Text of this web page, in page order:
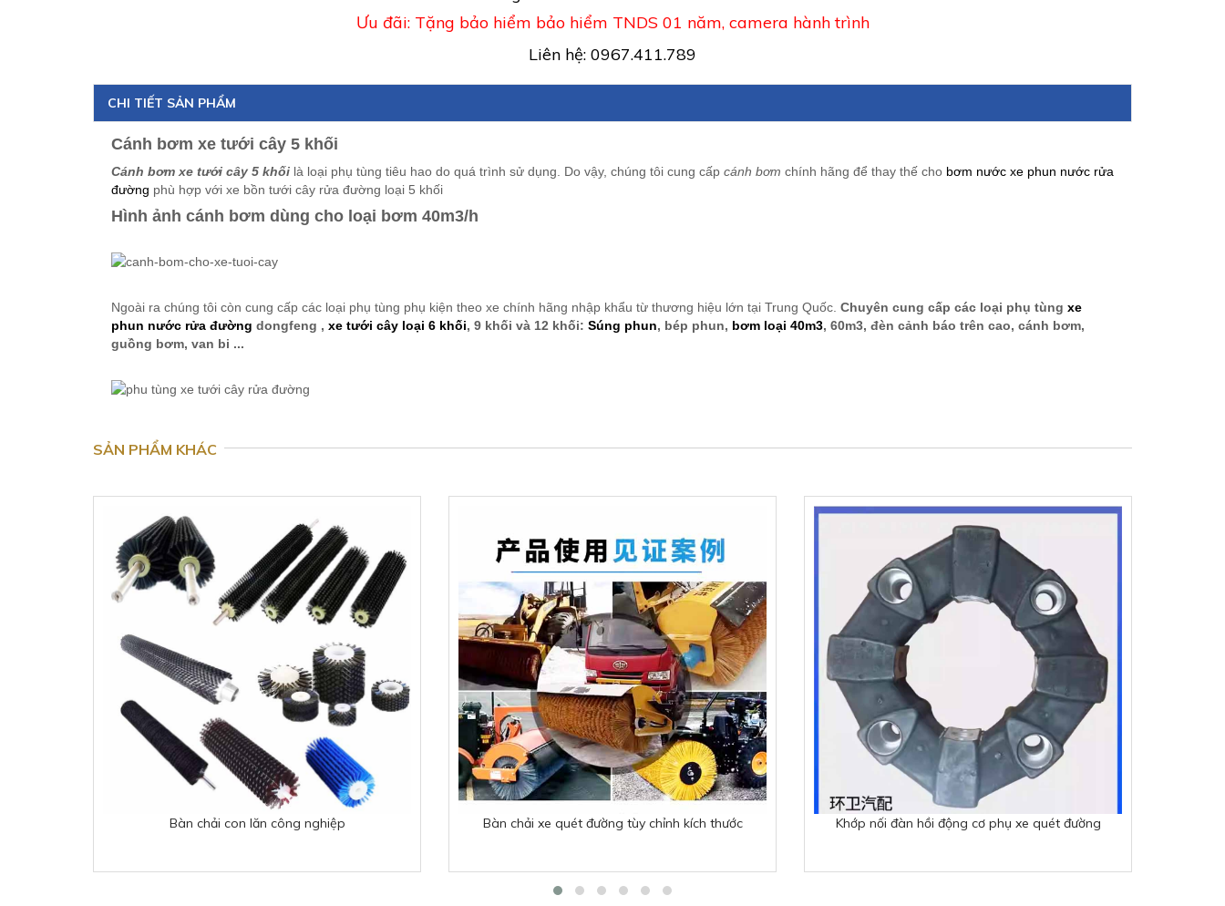
Ưu đãi: Tặng bảo hiểm bảo hiểm TNDS 01 năm, camera hành trình
Liên hệ: 0967.411.789
CHI TIẾT SẢN PHẨM
Cánh bơm xe tưới cây 5 khối
Cánh bơm xe tưới cây 5 khối là loại phụ tùng tiêu hao do quá trình sử dụng. Do vậy, chúng tôi cung cấp cánh bơm chính hãng để thay thế cho bơm nước xe phun nước rửa
đường phù hợp với xe bồn tưới cây rửa đường loại 5 khối
Hình ảnh cánh bơm dùng cho loại bơm 40m3/h
Ngoài ra chúng tôi còn cung cấp các loại phụ tùng phụ kiện theo xe chính hãng nhập khẩu từ thương hiệu lớn tại Trung Quốc. Chuyên cung cấp các loại phụ tùng xe
phun nước rửa đường dongfeng , xe tưới cây loại 6 khối, 9 khối và 12 khối: Súng phun, bép phun, bơm loại 40m3, 60m3, đèn cảnh báo trên cao, cánh bơm,
guồng bơm, van bi ...
SẢN PHẨM KHÁC
Bàn chải con lăn công nghiệp Bàn chải xe quét đường tùy chỉnh kích thước Khớp nối đàn hồi động cơ phụ xe quét đường